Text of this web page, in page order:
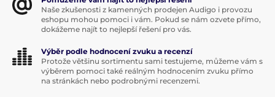
Naše zkušenosti z kamenných prodejen Audigo i provozu
eshopu mohou pomoci i vám. Pokud se nám ozvete přímo,
dokážeme najít to nejlepší řešení pro vás.
Výběr podle hodnocení zvuku a recenzí
Protože většinu sortimentu sami testujeme, můžeme vám s
výběrem pomoci také reálným hodnocením zvuku přímo
na stránkách nebo podrobnými recenzemi.